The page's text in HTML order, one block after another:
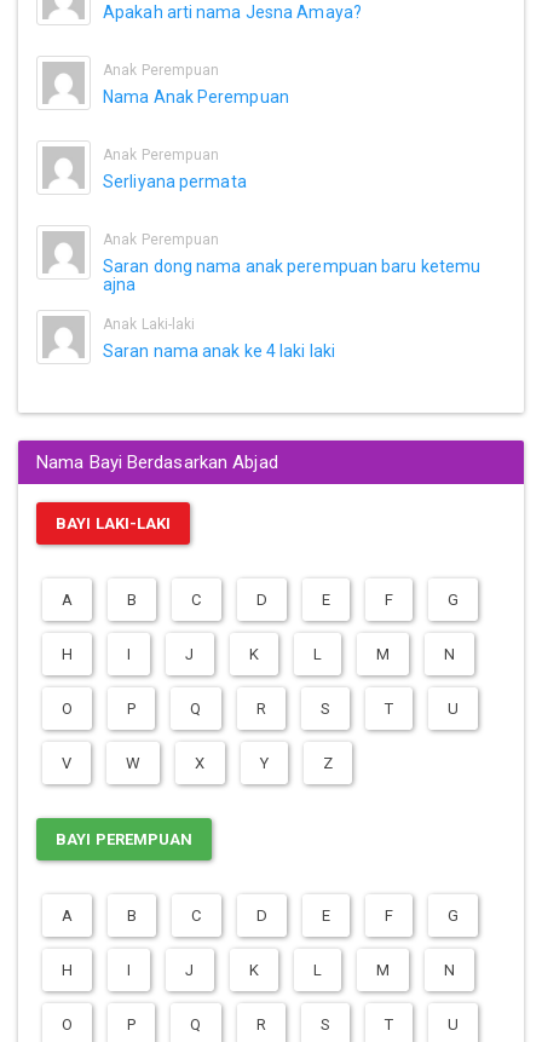
Apakah arti nama Jesna Amaya?
Anak Perempuan
Nama Anak Perempuan
Anak Perempuan
Serliyana permata
Anak Perempuan
Saran dong nama anak perempuan baru ketemu
ajna
Anak Laki-laki
Saran nama anak ke 4 laki laki
Nama Bayi Berdasarkan Abjad
BAYI LAKI-LAKI
A B C D E F G
H I J K L M N
O P Q R S T U
V W X Y Z
BAYI PEREMPUAN
A B C D E F G
H I J K L M N
O P Q R S T U